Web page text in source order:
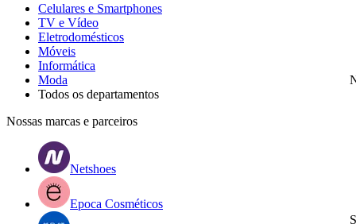
Celulares e Smartphones
TV e Vídeo
Eletrodomésticos
Móveis
Informática
Moda
Todos os departamentos
Nossas marcas e parceiros
Netshoes
Epoca Cosméticos